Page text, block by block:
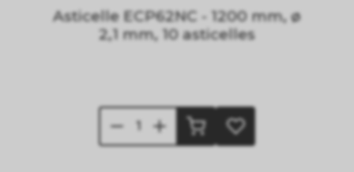
Asticelle ECP62NC - 1200 mm, ø
2,1 mm, 10 asticelles